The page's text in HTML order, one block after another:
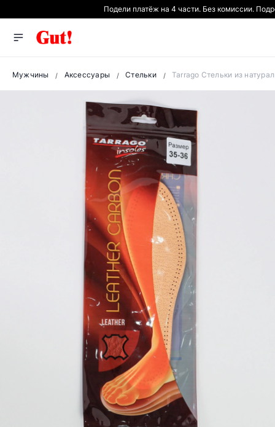
Подели платёж на 4 части. Без комиссии.
Мужчины Аксессуары Стельки Tarrago Стельки из